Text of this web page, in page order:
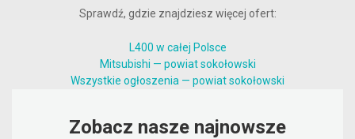
Sprawdź, gdzie znajdziesz więcej ofert:
L400 w całej Polsce
Mitsubishi — powiat sokołowski
Wszystkie ogłoszenia — powiat sokołowski
Zobacz nasze najnowsze